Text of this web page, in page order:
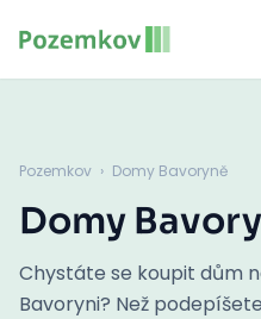
Pozemkov › Domy Bavoryně
Domy
Chystáte se koupit dům
Bavoryni? Než